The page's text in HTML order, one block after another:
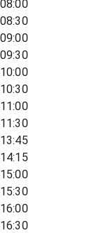
08:00
08:30
09:00
09:30
10:00
10:30
11:00
11:30
13:45
14:15
15:00
15:30
16:00
16:30